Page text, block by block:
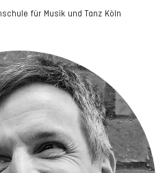
für Musik und Tanz Köln